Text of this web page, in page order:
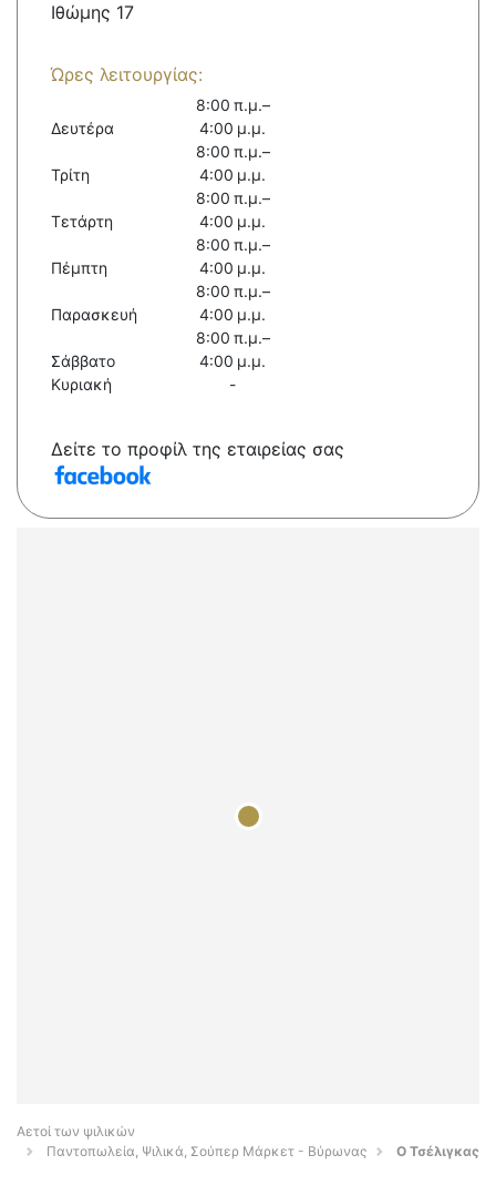
Ιθώμης 17
Ώρες λειτουργίας:
Δευτέρα
8:00 π.μ.–
4:00 μ.μ.
Τρίτη
8:00 π.μ.–
4:00 μ.μ.
Τετάρτη
8:00 π.μ.–
4:00 μ.μ.
Πέμπτη
8:00 π.μ.–
4:00 μ.μ.
Παρασκευή
8:00 π.μ.–
4:00 μ.μ.
Σάββατο
8:00 π.μ.–
4:00 μ.μ.
Κυριακή
-
Δείτε το προφίλ της εταιρείας σας
Αετοί των ψιλικών
Παντοπωλεία, Ψιλικά, Σούπερ Μάρκετ - Βύρωνας
Ο Τσέλιγκας